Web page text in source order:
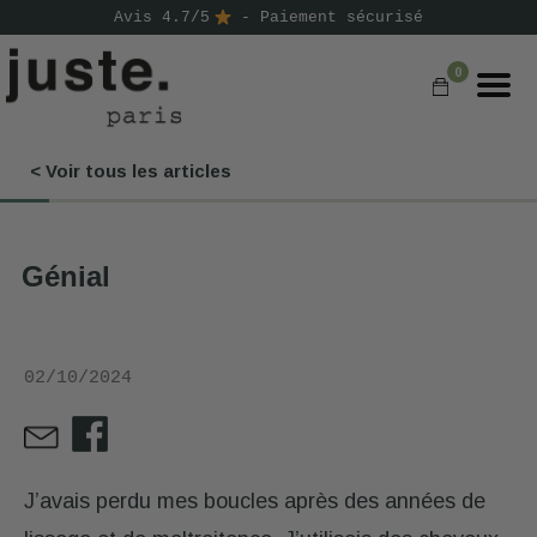
Avis 4.7/5 - Paiement sécurisé
0
< Voir tous les articles
Génial
02/10/2024
J’avais perdu mes boucles après des années de
COMMANDER
NOS GAMMES
D'ESSAI
⭐